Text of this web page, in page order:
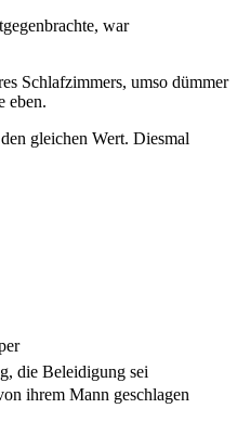
war
Schlafzimmers, umso dümmer
eben.
gleichen Wert. Diesmal
die Beleidigung sei
ihrem Mann geschlagen